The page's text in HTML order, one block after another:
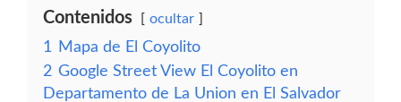
Contenidos ocultar
1
Mapa de El Coyolito
2 Google Street View El Coyolito en
Departamento de La Union en El Salvador